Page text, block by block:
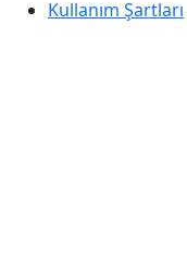
Kullanım Şartları